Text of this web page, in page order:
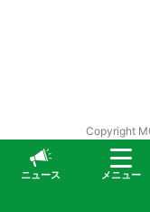
ニュース メニュー
Copyright